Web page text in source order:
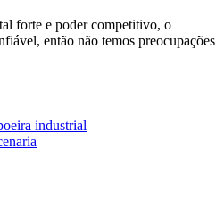
forte e poder competitivo, o
então não temos preocupações
industrial